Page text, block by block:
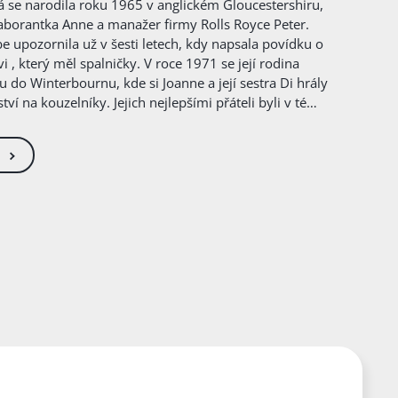
se narodila roku 1965 v anglickém Gloucestershiru,
Anne a manažer firmy Rolls Royce Peter.
upozornila už v šesti letech, kdy napsala povídku o
, který měl spalničky. V roce 1971 se její rodina
do Winterbournu, kde si Joanne a její sestra Di hrály
na kouzelníky. Jejich nejlepšími přáteli byli v té
zásobu bláznivých nápadů, a tak ani talíře
běhání po čerstvém betonu nebylo pro malou